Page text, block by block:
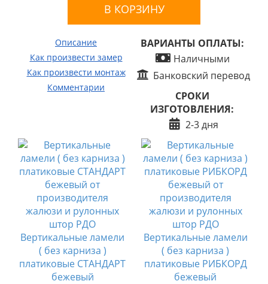
Описание
Как произвести замер
Как произвести монтаж
Комментарии
ВАРИАНТЫ ОПЛАТЫ:
Наличными
Банковский перевод
СРОКИ
ИЗГОТОВЛЕНИЯ:
2-3 дня
Вертикальные ламели
( без карниза )
платиковые СТАНДАРТ
бежевый
Вертикальные ламели
( без карниза )
платиковые РИБКОРД
бежевый